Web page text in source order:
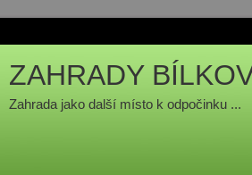
ZAHRADY
Zahrada jako další místo k odpočinku ...